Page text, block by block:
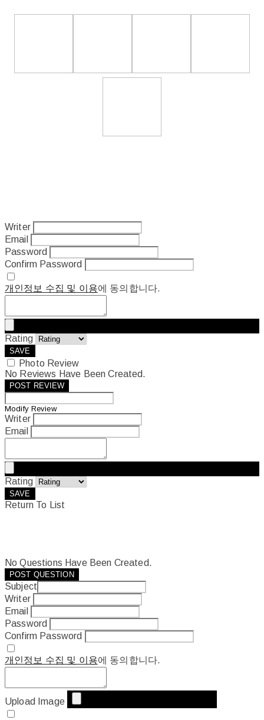
Writer
Email
Password
Confirm Password
개인정보 수집 및 이용에 동의합니다.
Rating
SAVE
Photo Review
No Reviews Have Been Created.
POST REVIEW
Modify Review
Writer
Email
Rating
SAVE
Return To List
No Questions Have Been Created.
POST QUESTION
Subject
Writer
Email
Password
Confirm Password
개인정보 수집 및 이용에 동의합니다.
Upload Image